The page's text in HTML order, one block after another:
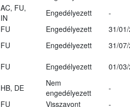
AC, FU,
IN
Engedélyezett
-
FU Engedélyezett
31/
FU Engedélyezett
31/
FU Engedélyezett 01/
HB, DE
Nem
engedélyezett
-
FU Visszavont
-